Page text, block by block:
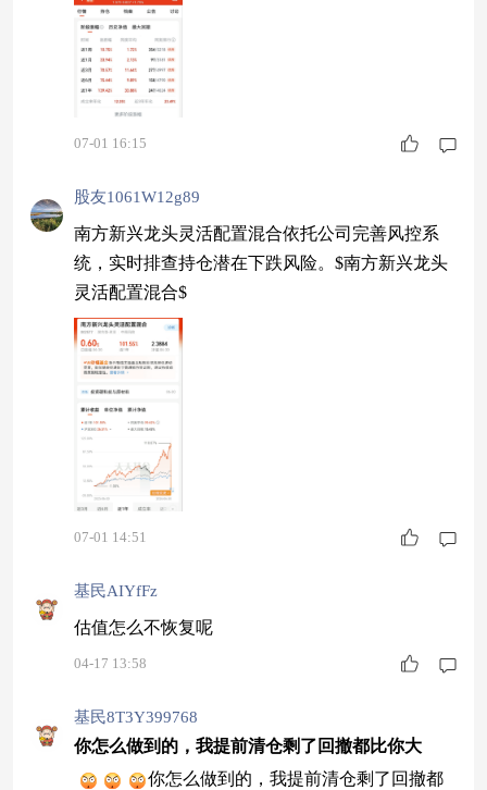
07-01 16:15
股友1061W12g89
南方新兴龙头灵活配置混合依托公司完善风控系
统，实时排查持仓潜在下跌风险。$南方新兴龙头
灵活配置混合$
07-01 14:51
基民AIYfFz
估值怎么不恢复呢
04-17 13:58
基民8T3Y399768
你怎么做到的，我提前清仓剩了回撤都比你大
你怎么做到的，我提前清仓剩了回撤都